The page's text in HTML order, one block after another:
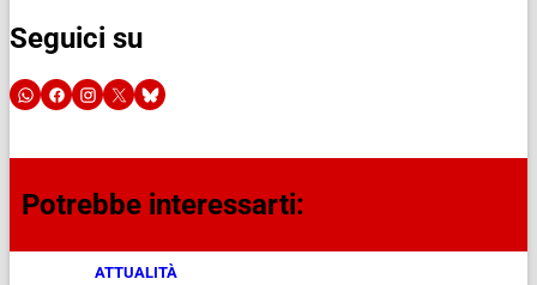
Seguici su
Potrebbe interessarti:
ATTUALITÀ